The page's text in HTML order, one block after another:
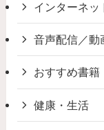
インターネッ
音声配信／動
おすすめ書籍
健康・生活